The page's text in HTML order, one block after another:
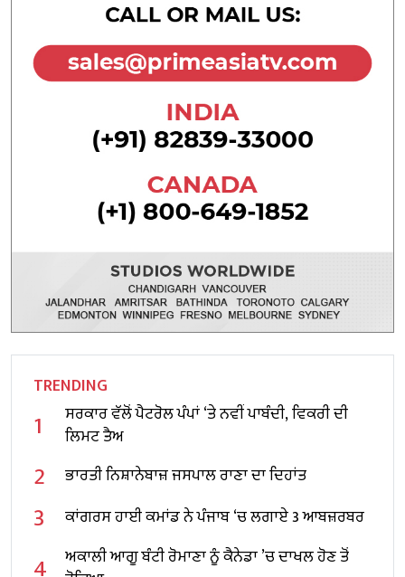
TRENDING
1
ਸਰਕਾਰ ਵੱਲੋਂ ਪੈਟਰੋਲ ਪੰਪਾਂ ‘ਤੇ ਨਵੀਂ ਪਾਬੰਦੀ, ਵਿਕਰੀ ਦੀ
ਲਿਮਟ ਤੈਅ
2 ਭਾਰਤੀ ਨਿਸ਼ਾਨੇਬਾਜ਼ ਜਸਪਾਲ ਰਾਣਾ ਦਾ ਦਿਹਾਂਤ
3 ਕਾਂਗਰਸ ਹਾਈ ਕਮਾਂਡ ਨੇ ਪੰਜਾਬ ‘ਚ ਲਗਾਏ 3 ਆਬਜ਼ਰਬਰ
4
ਅਕਾਲੀ ਆਗੂ ਬੰਟੀ ਰੋਮਾਣਾ ਨੂੰ ਕੈਨੇਡਾ ’ਚ ਦਾਖਲ ਹੋਣ ਤੋਂ